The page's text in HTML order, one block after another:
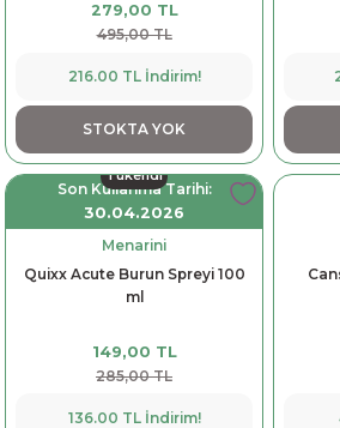
279,00 TL
495,00 TL
216.00 TL İndirim!
STOKTA YOK
Tükendi
Son Kullanma Tarihi:
30.04.2026
Menarini
Quixx Acute Burun Spreyi 100
ml
149,00 TL
285,00 TL
136.00 TL İndirim!